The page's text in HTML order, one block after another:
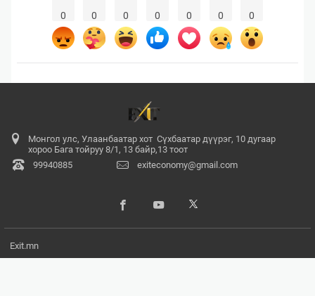
0 0 0 0 0 0 0
Монгол улс, Улаанбаатар хот Сүхбаатар дүүрэг, 10 дугаар
хороо Бага тойруу 8/1, 13 байр,13 тоот
99940885
exiteconomy@gmail.com
Exit.mn